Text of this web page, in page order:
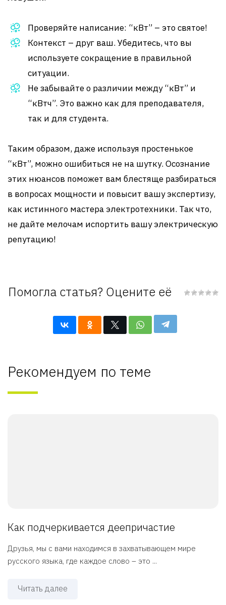
Проверяйте написание: “кВт” – это святое!
Контекст – друг ваш. Убедитесь, что вы
используете сокращение в правильной
ситуации.
Не забывайте о различии между “кВт” и
“кВтч”. Это важно как для преподавателя,
так и для студента.
Таким образом, даже используя простенькое
“кВт”, можно ошибиться не на шутку. Осознание
этих нюансов поможет вам блестяще разбираться
в вопросах мощности и повысит вашу экспертизу,
как истинного мастера электротехники. Так что,
не дайте мелочам испортить вашу электрическую
репутацию!
Помогла статья? Оцените её
Рекомендуем по теме
Как подчеркивается деепричастие
Друзья, мы с вами находимся в захватывающем мире
русского языка, где каждое слово – это ...
Читать далее